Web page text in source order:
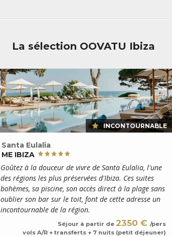
rocher Es Vedra, où
petite des îles
sable blanc et sa mer
heures de l’hexagone…
La sélection OOVATU Ibiza
INCONTOURNABLE
Santa Eulalia
ME IBIZA
Goûtez à la douceur de vivre de Santa Eulalia, l'une
des régions les plus préservées d'Ibiza. Ces suites
bohèmes, sa piscine, son accès direct à la plage sans
oublier son bar sur le toit, font de cette adresse un
incontournable de la région.
Séjour à partir de 2350 € /pers
vols A/R + transferts + 7 nuits (petit déjeuner)